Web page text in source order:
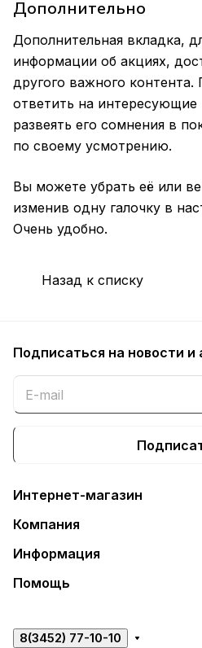
Дополнительно
Дополнительная вкладка,
информации об акциях,
другого важного
ответить на интересующие
развеять его сомнения в
по своему усмотрению.
Вы можете убрать её или
изменив одну галочку в
Очень удобно.
Назад к списку
Подписаться на новости и
Интернет-магазин
Компания
Информация
Помощь
8(3452) 77-10-10